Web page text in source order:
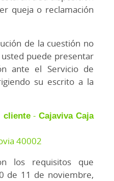
queja o reclamación
de la cuestión no
puede presentar
ante el Servicio de
su escrito a la
cliente-Cajaviva Caja
40002
los requisitos que
de 11 de noviembre,